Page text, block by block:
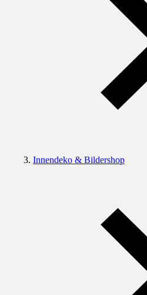
Innendeko & Bildershop